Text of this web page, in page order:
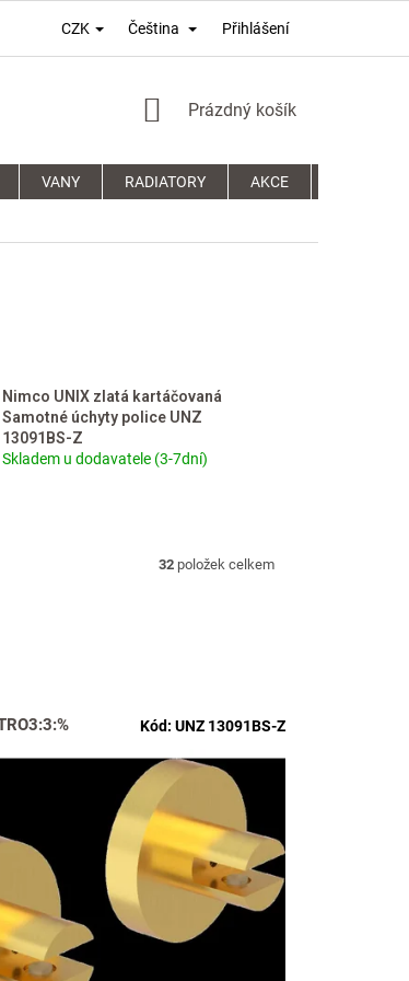
OCHRANY OSOBNÍCH ÚDAJŮ REKLAMAČNÍ ŘÁD
CZK Čeština Přihlášení
NÁKUPNÍ
Prázdný košík
VANY RADIATORY AKCE
Nimco UNIX zlatá kartáčovaná
Samotné úchyty police UNZ
13091BS-Z
Skladem u dodavatele (3-7dní)
32 položek celkem
Kód: UNZ 13091BS-Z